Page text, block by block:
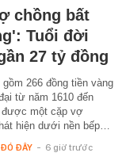
chồng bất
Tuổi đời
27 tỷ đồng
gồm 266 đồng tiền vàng
từ năm 1610 đến
được một cặp vợ
hiện dưới nền bếp…
ĐÓ ĐÂY - 6 giờ trước